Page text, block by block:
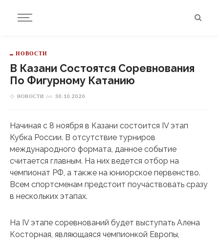
НОВОСТИ
В Казани Состоятся Соревнования
По Фигурному Катанию
НОВОСТИ on 30.10.2020
Начиная с 8 ноября в Казани состоится IV этап
Кубка России. В отсутствие турниров
международного формата, данное событие
считается главным. На них ведется отбор на
чемпионат РФ, а также на юниорское первенство.
Всем спортсменам предстоит поучаствовать сразу
в нескольких этапах.
На IV этапе соревнований будет выступать Алена
Косторная, являющаяся чемпионкой Европы,